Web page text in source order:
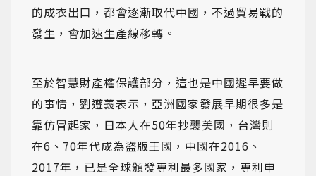
的成衣出口，都會逐漸取代中國，不過貿易戰的
發生，會加速生產線移轉。
至於智慧財產權保護部分，這也是中國遲早要做
的事情，劉遵義表示，亞洲國家發展早期很多是
靠仿冒起家，日本人在50年抄襲美國，台灣則
在6、70年代成為盜版王國，中國在2016、
2017年，已是全球頒發專利最多國家，專利申